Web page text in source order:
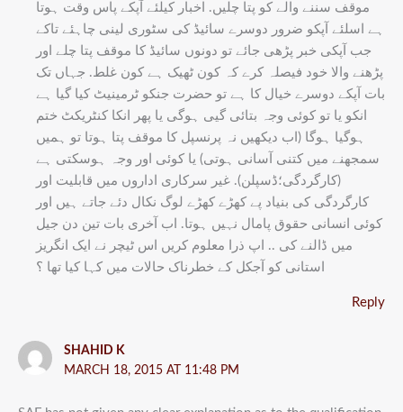
موقف سننے والے کو پتا چلیں. اخبار کیلئے آپکے پاس وقت ہوتا
ہے اسلئے آپکو ضرور دوسرے سائیڈ کی سٹوری لینی چاہئے تاکے
جب آپکی خبر پڑھی جائے تو دونوں سائیڈ کا موقف پتا چلے اور
پڑھنے والا خود فیصلہ کرے کہ کون ٹھیک ہے کون غلط. جہاں تک
بات آپکے دوسرے خیال کا ہے تو حضرت جنکو ٹرمینیٹ کیا گیا ہے
انکو یا تو کوئی وجہ بتائی گیی ہوگی یا پھر انکا کنٹریکٹ ختم
ہوگیا ہوگا (اب دیکھیں نہ پرنسپل کا موقف پتا ہوتا تو ہمیں
سمجھنے میں کتنی آسانی ہوتی) یا کوئی اور وجہ ہوسکتی ہے
(کارگردگی؛ڈسپلن). غیر سرکاری اداروں میں قابلیت اور
کارگردگی کی بنیاد پے کھڑے کھڑے لوگ نکال دئے جاتے ہیں اور
کوئی انسانی حقوق پامال نہیں ہوتا. اب آخری بات تین دن جیل
میں ڈالنے کی .. اپ ذرا معلوم کریں اس ٹیچر نے ایک انگریز
استانی کو آجکل کے خطرناک حالات میں کہا کیا تھا ؟
Reply
SHAHID K
MARCH 18, 2015 AT 11:48 PM